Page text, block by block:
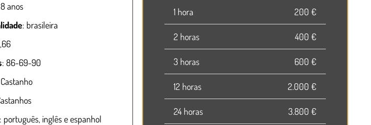
anos
: brasileira
: 86-69-90
: português, inglês e espanhol
1 hora 200 €
2 horas 400 €
3 horas 600 €
12 horas 2.000 €
24 horas 3.800 €